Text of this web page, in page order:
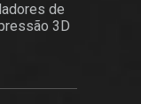
de
3D